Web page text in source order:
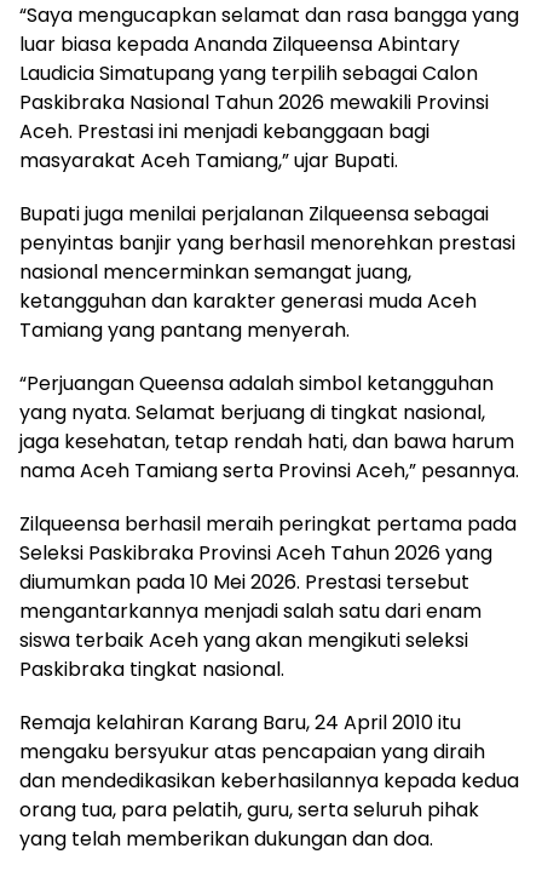
“Saya mengucapkan selamat dan rasa bangga yang
luar biasa kepada Ananda Zilqueensa Abintary
Laudicia Simatupang yang terpilih sebagai Calon
Paskibraka Nasional Tahun 2026 mewakili Provinsi
Aceh. Prestasi ini menjadi kebanggaan bagi
masyarakat Aceh Tamiang,” ujar Bupati.
Bupati juga menilai perjalanan Zilqueensa sebagai
penyintas banjir yang berhasil menorehkan prestasi
nasional mencerminkan semangat juang,
ketangguhan dan karakter generasi muda Aceh
Tamiang yang pantang menyerah.
“Perjuangan Queensa adalah simbol ketangguhan
yang nyata. Selamat berjuang di tingkat nasional,
jaga kesehatan, tetap rendah hati, dan bawa harum
nama Aceh Tamiang serta Provinsi Aceh,” pesannya.
Zilqueensa berhasil meraih peringkat pertama pada
Seleksi Paskibraka Provinsi Aceh Tahun 2026 yang
diumumkan pada 10 Mei 2026. Prestasi tersebut
mengantarkannya menjadi salah satu dari enam
siswa terbaik Aceh yang akan mengikuti seleksi
Paskibraka tingkat nasional.
Remaja kelahiran Karang Baru, 24 April 2010 itu
mengaku bersyukur atas pencapaian yang diraih
dan mendedikasikan keberhasilannya kepada kedua
orang tua, para pelatih, guru, serta seluruh pihak
yang telah memberikan dukungan dan doa.